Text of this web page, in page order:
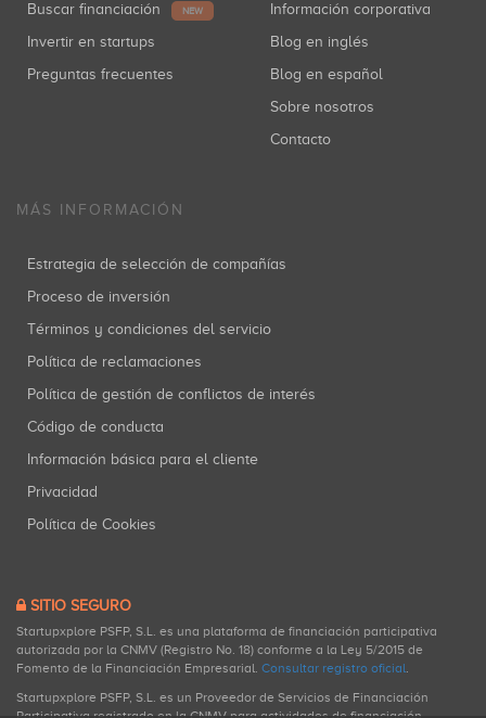
Buscar financiación NEW
Invertir en startups
Preguntas frecuentes
Información corporativa
Blog en inglés
Blog en español
Sobre nosotros
Contacto
MÁS INFORMACIÓN
Estrategia de selección de compañías
Proceso de inversión
Términos y condiciones del servicio
Política de reclamaciones
Política de gestión de conflictos de interés
Código de conducta
Información básica para el cliente
Privacidad
Política de Cookies
SITIO SEGURO
Startupxplore PSFP, S.L. es una plataforma de financiación participativa
autorizada por la CNMV (Registro No. 18) conforme a la Ley 5/2015 de
Fomento de la Financiación Empresarial. Consultar registro oficial.
Startupxplore PSFP, S.L. es un Proveedor de Servicios de Financiación